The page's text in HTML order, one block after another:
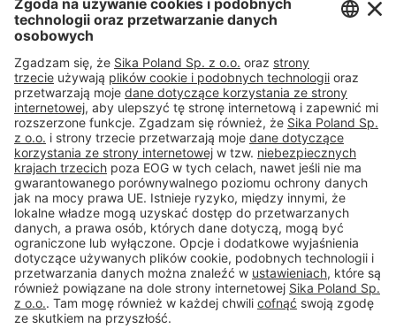
Karczunkowska 89
02-871Warszawa
Tel. +48 606 102 281
#PCI